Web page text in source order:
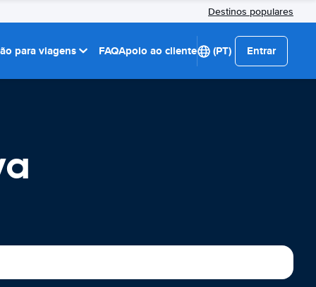
Destinos populares
para viagens FAQApoio ao cliente (PT) Entrar